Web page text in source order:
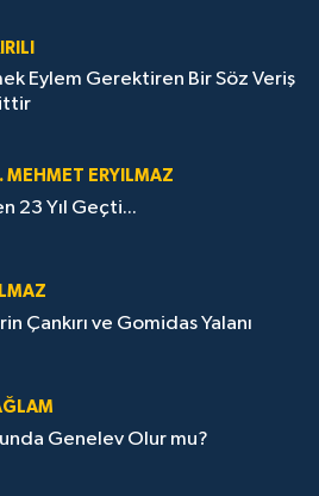
Eylem Gerektiren Bir Söz Veriş
MEHMET ERYILMAZ
23 Yıl Geçti...
Çankırı ve Gomidas Yalanı
Genelev Olur mu?